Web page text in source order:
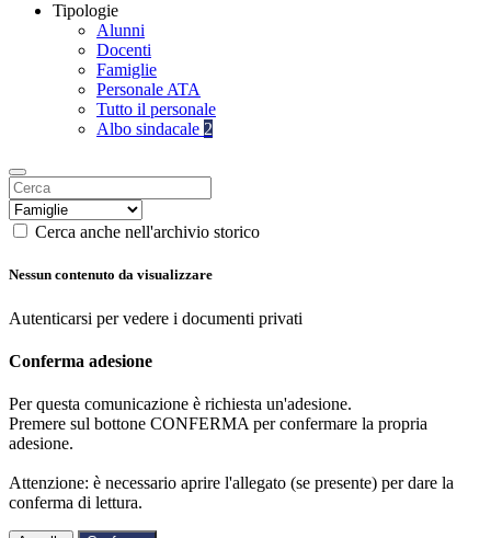
Tipologie
Alunni
Docenti
Famiglie
Personale ATA
Tutto il personale
Albo sindacale 2
Cerca anche nell'archivio storico
Nessun contenuto da visualizzare
Autenticarsi per vedere i documenti privati
Conferma adesione
Per questa comunicazione è richiesta un'adesione.
Premere sul bottone CONFERMA per confermare la propria
adesione.
Attenzione: è necessario aprire l'allegato (se presente) per dare la
conferma di lettura.